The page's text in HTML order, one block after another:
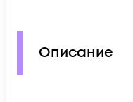
Описание